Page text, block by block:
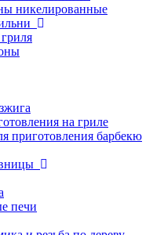
никелированные
на гриле
приготовления барбекю
печи